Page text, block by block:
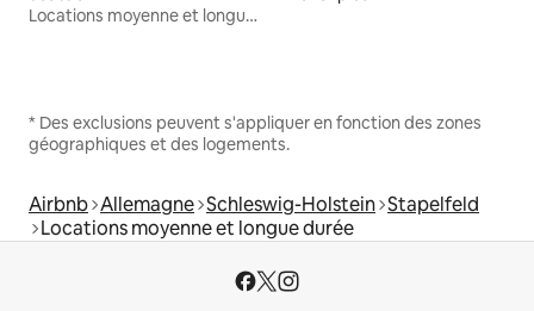
Locations moyenne et longue durée
* Des exclusions peuvent s'appliquer en fonction des zones
géographiques et des logements.
Airbnb Allemagne Schleswig-Holstein Stapelfeld
Locations moyenne et longue durée